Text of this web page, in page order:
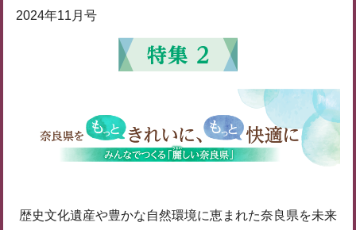
2024年11月号
歴史文化遺産や豊かな自然環境に恵まれた奈良県を未来